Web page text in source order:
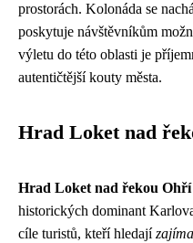
prostorách. Kolonáda se
poskytuje návštěvníkům
výletu do této oblasti je
autentičtější kouty města.
Hrad Loket nad
Hrad Loket nad řekou Ohří
historických dominant
cíle turistů, kteří hledají